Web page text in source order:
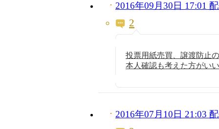
2016年09月30日 17:01
2
投票用紙売買、譲渡防止
本人確認も考えた方がい
2016年07月10日 21:03